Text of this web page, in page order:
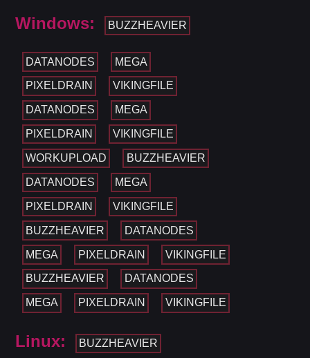
Windows: BUZZHEAVIER
DATANODES MEGA
PIXELDRAIN VIKINGFILE
DATANODES MEGA
PIXELDRAIN VIKINGFILE
WORKUPLOAD BUZZHEAVIER
DATANODES MEGA
PIXELDRAIN VIKINGFILE
BUZZHEAVIER DATANODES
MEGA PIXELDRAIN VIKINGFILE
BUZZHEAVIER DATANODES
MEGA PIXELDRAIN VIKINGFILE
Linux: BUZZHEAVIER